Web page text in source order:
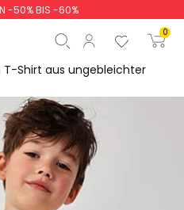
-50% BIS -60%
0
T-Shirt aus ungebleichter